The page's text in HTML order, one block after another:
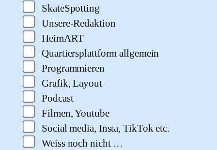
SkateSpotting
Unsere-Redaktion
HeimART
Quartiersplattform allgemein
Programmieren
Grafik, Layout
Podcast
Filmen, Youtube
Social media, Insta, TikTok etc.
Weiss noch nicht …